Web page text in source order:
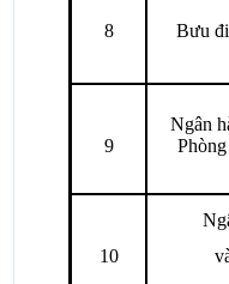
8 Bưu
9
Ngân
10